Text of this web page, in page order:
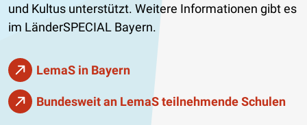
und Kultus unterstützt. Weitere Informationen gibt es
im LänderSPECIAL Bayern.
LemaS in Bayern
Bundesweit an LemaS teilnehmende Schulen